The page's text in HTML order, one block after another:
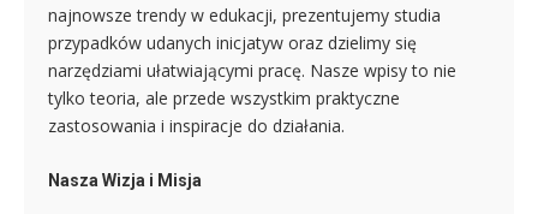
najnowsze trendy w edukacji, prezentujemy studia
przypadków udanych inicjatyw oraz dzielimy się
narzędziami ułatwiającymi pracę. Nasze wpisy to nie
tylko teoria, ale przede wszystkim praktyczne
zastosowania i inspiracje do działania.
Nasza Wizja i Misja